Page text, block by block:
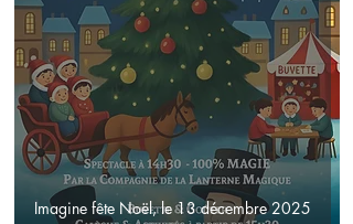
Imagine fête Noël, le 13 décembre 2025